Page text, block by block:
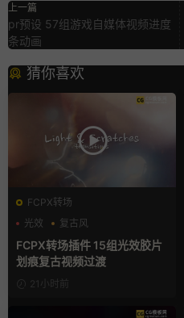
上一篇
pr预设 57组游戏自媒体视频进度
条动画
猜你喜欢
FCPX转场
光效
复古风
支持Intel+M芯片
FCPX转场插件 15组光效胶片
划痕复古视频过渡
21小时前